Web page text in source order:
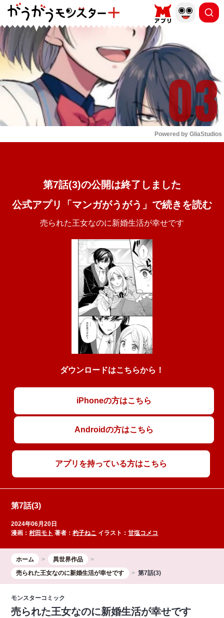
もっと読む
Powered by GliaStudios
第7話(3)の公開は終了しました
公式アプリ「マンガがうがう」で続きを読む
売られた王女なのに新婚生活が幸せです
ダウンロードはこちらから！
iPhoneの方はこちら
Androidの方はこちら
アプリを持っている方はこちら
第7話(3)
2024年06月20日
漫画：村田モト 著者：杓子ねこ イラスト：甘塩コメコ
ホーム
異世界作品
売られた王女なのに新婚生活が幸せです
第7話(3)
モンスターコミック
売られた王女なのに新婚生活が幸せです